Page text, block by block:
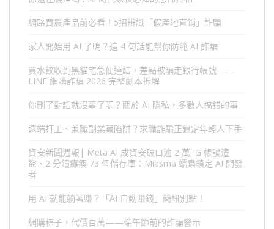
網路買農產品前必看！5招辨識「假產地直銷」詐騙
家人開始用 AI 了嗎？這 4 句話能幫你防範 AI 詐騙
買水餃收到黑貓宅急便連結，差點被騙走銀行帳號——
LINE 網購詐騙 2026 完整劇本拆解
你刪了對話就沒事了嗎？關於 AI 隱私，多數人搞錯的事
遠端打工、兼職副業藏陷阱？求職詐騙正鎖定年輕人下手
資安新聞週報| Meta AI 成資安破口逾 2 萬 IG 帳號遭
盜、2 分鐘癱瘓 73 個儲存庫：Miasma 蠕蟲鎖定 AI 開發
者
用 AI 就能躺著賺？「AI 自動賺錢」簡訊別點！
網購粽子，代價百萬——端午節前的詐騙警示